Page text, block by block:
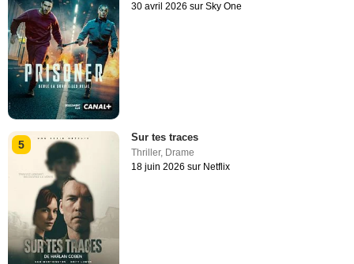
30 avril 2026 sur Sky One
5
Sur tes traces
Thriller, Drame
18 juin 2026 sur Netflix